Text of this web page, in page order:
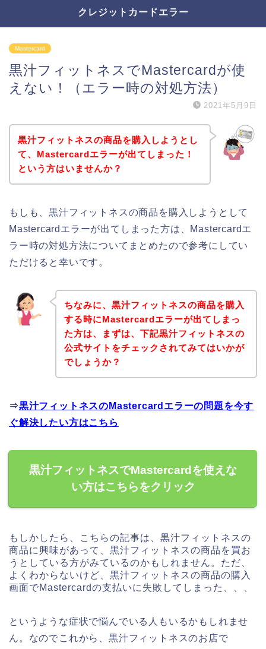
クレジットカードエラー
Mastercard
黒汁フィットネスでMastercardが使
えない！（エラー時の対処方法）
2021年5月9日
黒汁フィットネスの商品を購入しようとし
て、Mastercardエラーが出てしまった！
という方はいませんか？
もしも、黒汁フィットネスの商品を購入しようとして
Mastercardエラーが出てしまった方は、Mastercardエ
ラー時の対処方法についてまとめたので参考にしてい
ただけると幸いです。
ちなみに、黒汁フィットネスの商品を購入
する時にMastercardエラーが出てしまっ
た方は、まずは、下記黒汁フィットネスの
公式サイトをチェックされてみてはいかが
でしょうか？
⇒黒汁フィットネスのMastercardエラーの問題を今す
ぐ解決したい方はこちら
黒汁フィットネスでMastercardを使えな
い方はこちらをクリック
もしかしたら、こちらの記事は、黒汁フィットネスの
商品に興味があって、黒汁フィットネスの商品を買お
うとしている方がみているのかもしれません。ただ、
よくわからないけど、黒汁フィットネスの商品の購入
画面でMastercardの支払いに失敗してしまった、、、
というような症状で悩んでいる人もいるかもしれませ
ん。なのでこれから、黒汁フィットネスのお店で